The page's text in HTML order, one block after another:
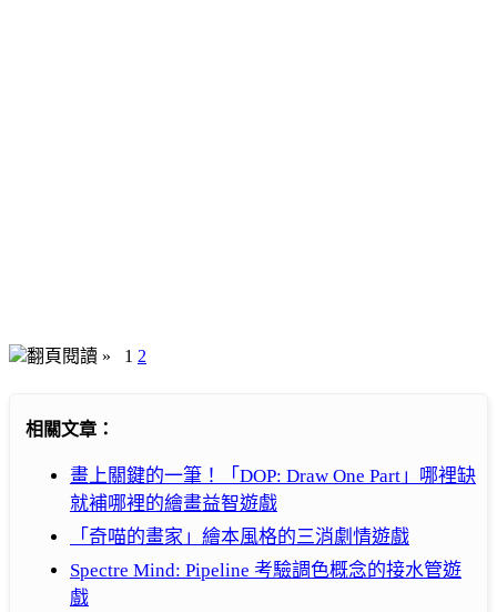
翻頁閱讀 » 1 2
相關文章：
畫上關鍵的一筆！「DOP: Draw One Part」哪裡缺
就補哪裡的繪畫益智遊戲
「奇喵的畫家」繪本風格的三消劇情遊戲
Spectre Mind: Pipeline 考驗調色概念的接水管遊
戲